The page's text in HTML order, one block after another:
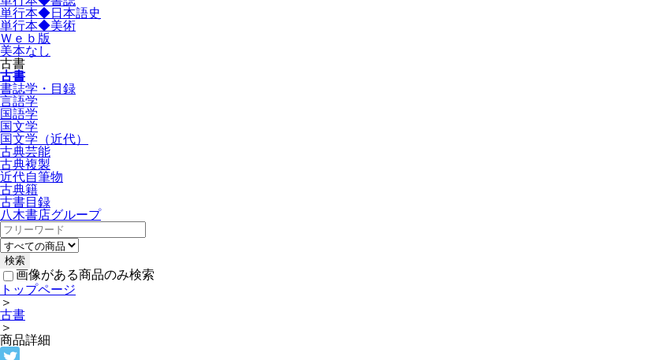
単行本◆日本語史
単行本◆美術
Ｗｅｂ版
美本なし
古書
古書
書誌学・目録
言語学
国語学
国文学
国文学（近代）
古典芸能
古典複製
近代自筆物
古典籍
古書目録
八木書店グループ
画像がある商品のみ検索
トップページ
＞
古書
＞
商品詳細